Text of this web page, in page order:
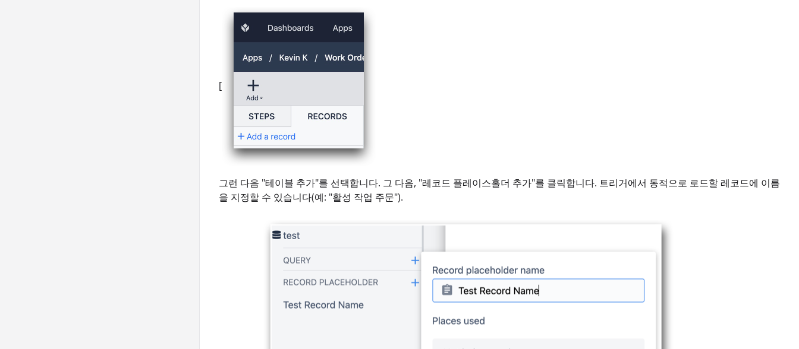
[
그런 다음 "테이블 추가"를 선택합니다. 그 다음, "레코드 플레이스홀더 추가"를 클릭합니다. 트리거에서 동적으로 로드할 레코드에 이름
을 지정할 수 있습니다(예: "활성 작업 주문").